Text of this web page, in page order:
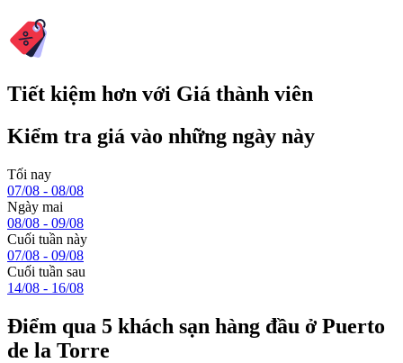
Tiết kiệm hơn với Giá thành viên
Kiểm tra giá vào những ngày này
Tối nay
07/08 - 08/08
Ngày mai
08/08 - 09/08
Cuối tuần này
07/08 - 09/08
Cuối tuần sau
14/08 - 16/08
Điểm qua 5 khách sạn hàng đầu ở Puerto
de la Torre